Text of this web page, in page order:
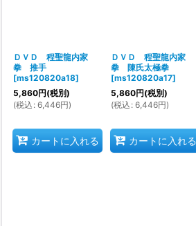
ＤＶＤ 程聖龍内家
拳 推手
[ms120820a18]
5,860円(税別)
(税込 : 6,446円)
カートに入れる
ＤＶＤ 程聖龍内家
拳 陳氏太極拳
[ms120820a17]
5,860円(税別)
(税込 : 6,446円)
カートに入れる